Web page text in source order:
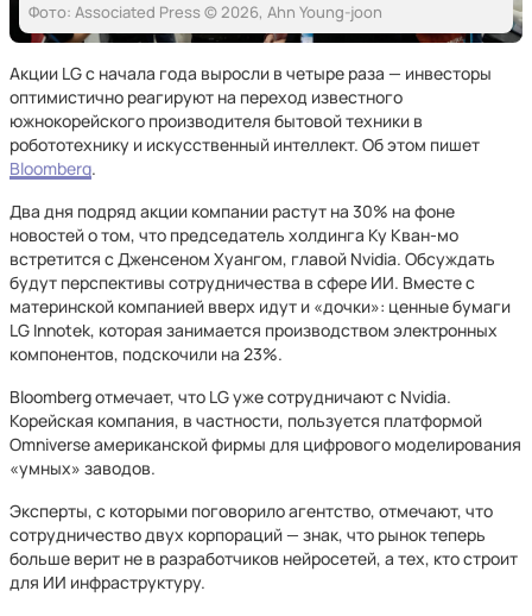
Фото: Associated Press © 2026, Ahn Young-joon
Акции LG с начала года выросли в четыре раза — инвесторы
оптимистично реагируют на переход известного
южнокорейского производителя бытовой техники в
робототехнику и искусственный интеллект. Об этом пишет
Bloomberg.
Два дня подряд акции компании растут на 30% на фоне
новостей о том, что председатель холдинга Ку Кван-мо
встретится с Дженсеном Хуангом, главой Nvidia. Обсуждать
будут перспективы сотрудничества в сфере ИИ. Вместе с
материнской компанией вверх идут и «дочки»: ценные бумаги
LG Innotek, которая занимается производством электронных
компонентов, подскочили на 23%.
Bloomberg отмечает, что LG уже сотрудничают с Nvidia.
Корейская компания, в частности, пользуется платформой
Omniverse американской фирмы для цифрового моделирования
«умных» заводов.
Эксперты, с которыми поговорило агентство, отмечают, что
сотрудничество двух корпораций — знак, что рынок теперь
больше верит не в разработчиков нейросетей, а тех, кто строит
для ИИ инфраструктуру.